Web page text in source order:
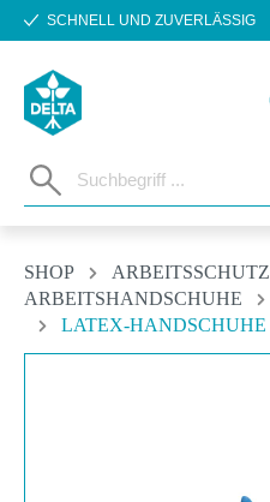
Zum Hauptinhalt springen
SCHNELL UND ZUVERLÄSSIG
SHOP
ARBEITSSCHUTZ
ARBEITSHANDSCHUHE
LATEX-HANDSCHUHE